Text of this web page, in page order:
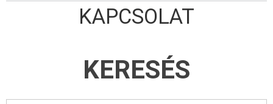
KAPCSOLAT
KERESÉS